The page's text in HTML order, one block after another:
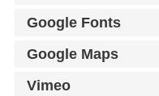
Google Fonts
Google Maps
Vimeo